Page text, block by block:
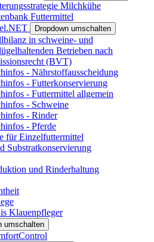
Milchkühe
Futtermittel
Dropdown umschalten
in schweine- und
Betrieben nach
(BVT)
- Nährstoffausscheidung
- Futterkonservierung
- Futtermittel allgemein
- Schweine
- Rinder
- Pferde
für Einzelfuttermittel
Substratkonservierung
und Rinderhaltung
Klauenpfleger
umschalten